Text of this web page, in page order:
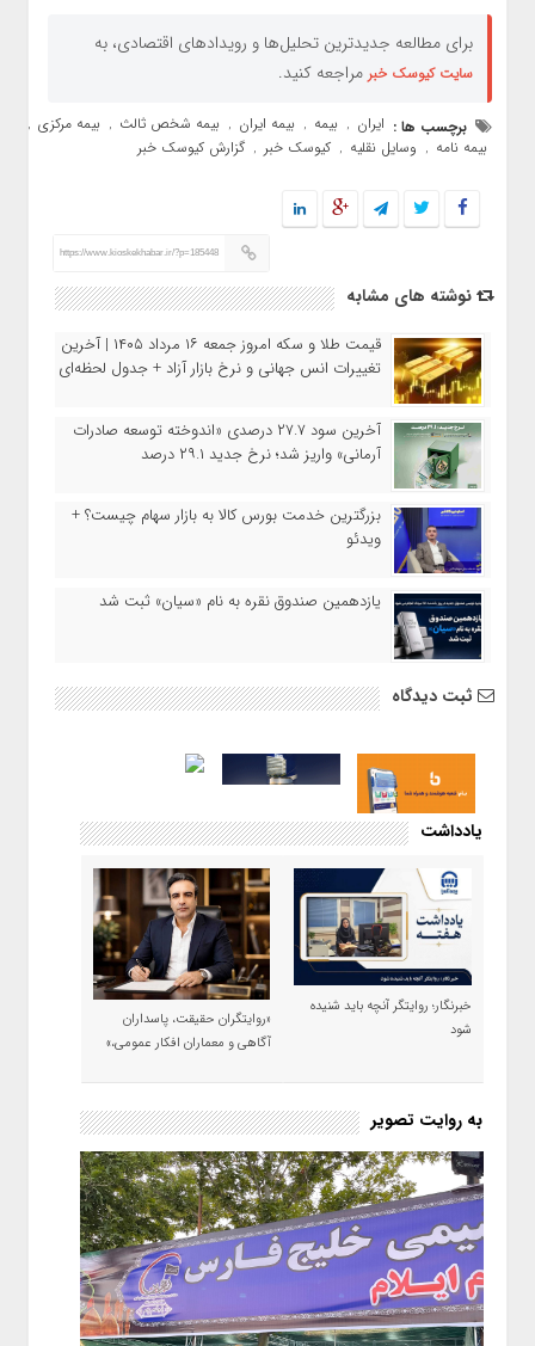
برای مطالعه جدیدترین تحلیل‌ها و رویدادهای اقتصادی، به
سایت کیوسک خبر مراجعه کنید.
برچسب ها : ایران , بیمه , بیمه ایران , بیمه شخص ثالث , بیمه مرکزی ,
بیمه نامه , وسایل نقلیه , کیوسک خبر , گزارش کیوسک خبر
https://www.kioskekhabar.ir/?p=185448
نوشته های مشابه
قیمت طلا و سکه امروز جمعه ۱۶ مرداد ۱۴۰۵ | آخرین
تغییرات انس جهانی و نرخ بازار آزاد + جدول لحظه‌ای
آخرین سود ۲۷.۷ درصدی «اندوخته توسعه صادرات
آرمانی» واریز شد؛ نرخ جدید ۲۹.۱ درصد
بزرگترین خدمت بورس کالا به بازار سهام چیست؟ +
ویدئو
یازدهمین صندوق نقره به نام «سیان» ثبت شد
ثبت دیدگاه
یادداشت
خبرنگار؛ روایتگر آنچه باید شنیده
شود
«روایتگران حقیقت، پاسداران
آگاهی و معماران افکار عمومی،»
به روایت تصویر